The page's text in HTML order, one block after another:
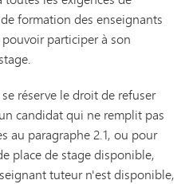
formation des enseignants
participer à son
réserve le droit de refuser
candidat qui ne remplit pas
au paragraphe 2.1, ou pour
place de stage disponible,
tuteur n'est disponible,